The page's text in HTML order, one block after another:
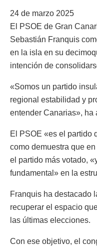
24 de marzo 2025
El PSOE de Gran
Sebastián Franquis
en la isla en su
intención de
«Somos un partido
regional estabilidad y
entender Canarias», ha
El PSOE «es el partido
como demuestra que
el partido más votado,
fundamental» en la
Franquis ha destacado
recuperar el espacio
las últimas elecciones.
Con ese objetivo, el